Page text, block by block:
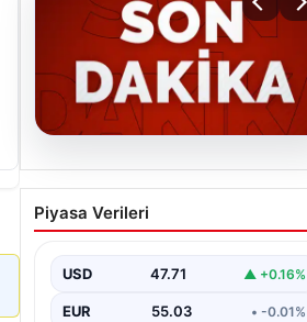
06.08.2026
MGK’den 8 maddelik kritik
bildiri: Dikkat çeken
Piyasa Verileri
USD 47.71 ▲ +0.16%
EUR 55.03 • -0.01%